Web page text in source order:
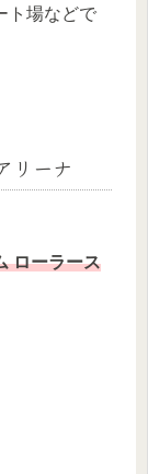
ト場などで
リーナ
ローラース